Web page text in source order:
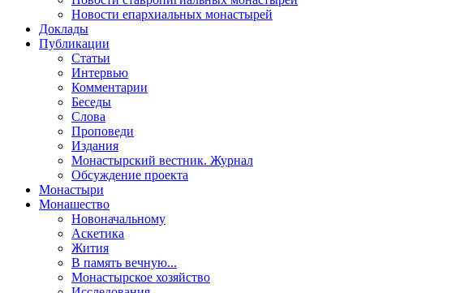
Новости епархиальных монастырей
Доклады
Публикации
Статьи
Интервью
Комментарии
Беседы
Слова
Проповеди
Издания
Монастырский вестник. Журнал
Обсуждение проекта
Монастыри
Монашество
Новоначальному
Аскетика
Жития
В память вечную...
Монастырское хозяйство